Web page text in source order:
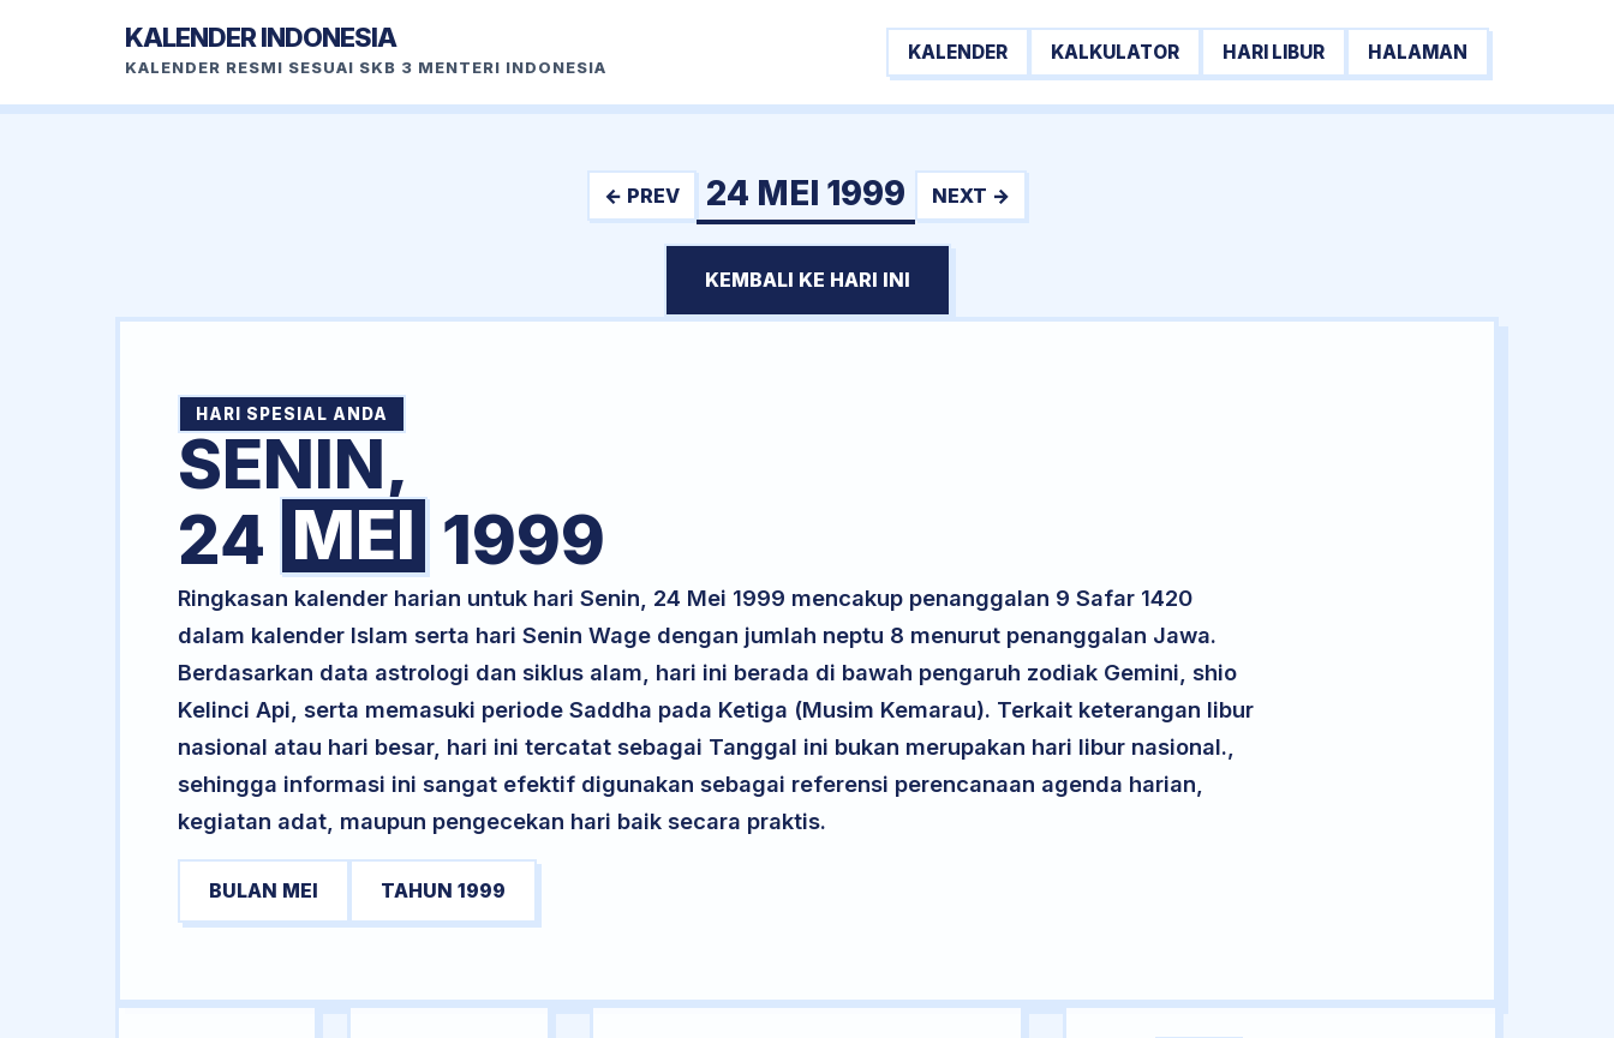
KALENDER INDONESIA
KALENDER RESMI SESUAI SKB 3 MENTERI INDONESIA
KALENDER KALKULATOR HARI LIBUR HALAMAN
← PREV 24 MEI 1999 NEXT →
KEMBALI KE HARI INI
HARI SPESIAL ANDA
SENIN,
24 MEI 1999
Ringkasan kalender harian untuk hari Senin, 24 Mei 1999 mencakup penanggalan 9 Safar 1420
dalam kalender Islam serta hari Senin Wage dengan jumlah neptu 8 menurut penanggalan Jawa.
Berdasarkan data astrologi dan siklus alam, hari ini berada di bawah pengaruh zodiak Gemini, shio
Kelinci Api, serta memasuki periode Saddha pada Ketiga (Musim Kemarau). Terkait keterangan libur
nasional atau hari besar, hari ini tercatat sebagai Tanggal ini bukan merupakan hari libur nasional.,
sehingga informasi ini sangat efektif digunakan sebagai referensi perencanaan agenda harian,
kegiatan adat, maupun pengecekan hari baik secara praktis.
BULAN MEI TAHUN 1999